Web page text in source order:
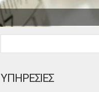
ΥΠΗΡΕΣΙΕΣ